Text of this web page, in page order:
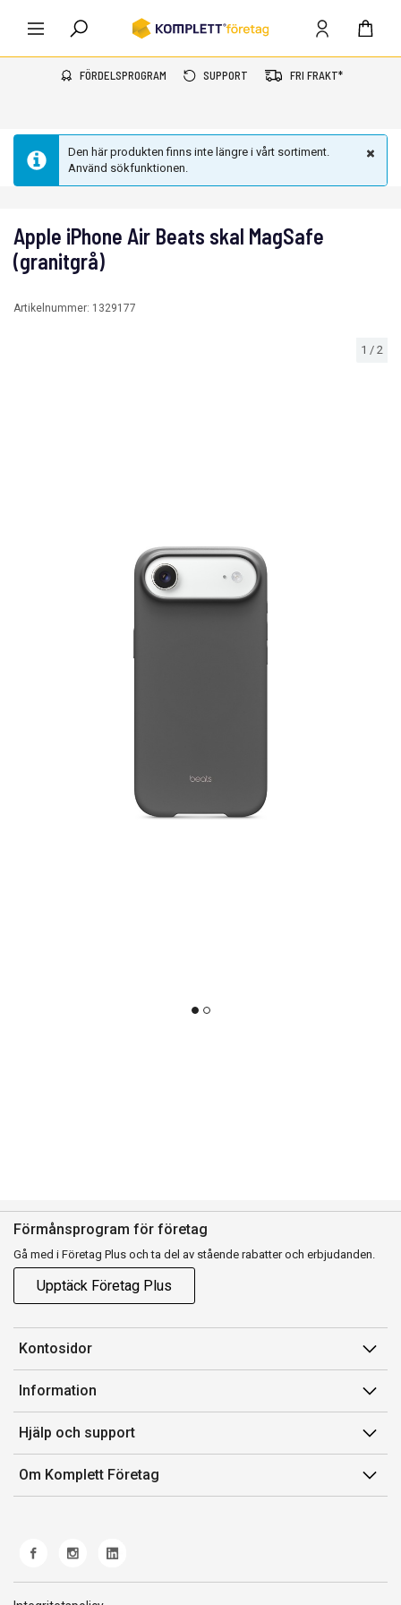
FÖRDELSPROGRAM SUPPORT FRI FRAKT*
Den här produkten finns inte längre i vårt sortiment.
Använd sökfunktionen.
1 / 2
Apple iPhone Air Beats skal MagSafe
(granitgrå)
Artikelnummer: 1329177
Förmånsprogram för företag
Gå med i Företag Plus och ta del av stående rabatter och erbjudanden.
Upptäck Företag Plus
Kontosidor
Mina sidor
Orderhistorik
Fakturor & Kvitton
Inköpslistor
Information
Försäljningsvillkor
Villkor för Komplett Företag Plus
Felsökning & guider
Hjälp och support
Kontakta oss
Kundservice
Frakt och leverans
Om Komplett Företag